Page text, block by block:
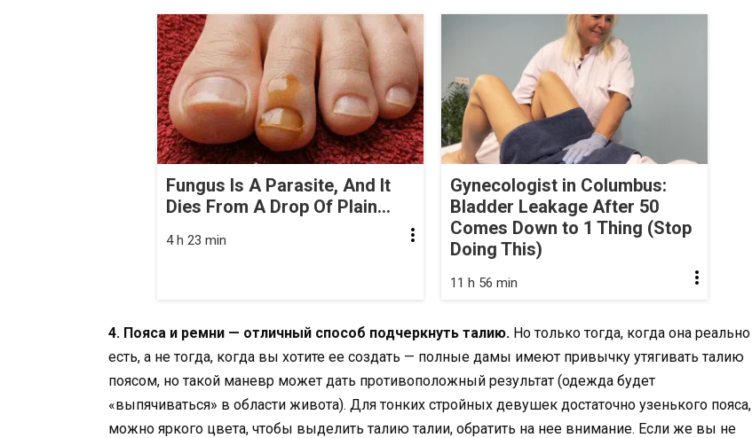
Fungus Is A Parasite, And It
Dies From A Drop Of Plain...
4 h 23 min
Gynecologist in Columbus:
Bladder Leakage After 50
Comes Down to 1 Thing (Stop
Doing This)
11 h 56 min
4. Пояса и ремни — отличный способ подчеркнуть талию. Но только тогда, когда она реально
есть, а не тогда, когда вы хотите ее создать — полные дамы имеют привычку утягивать талию
поясом, но такой маневр может дать противоположный результат (одежда будет
«выпячиваться» в области живота). Для тонких стройных девушек достаточно узенького пояса,
можно яркого цвета, чтобы выделить талию талии, обратить на нее внимание. Если же вы не